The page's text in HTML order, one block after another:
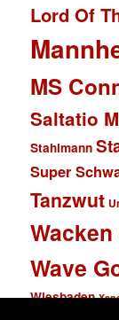
Lord Of
MS
Saltatio
Stahlmann
Super
Tanzwut
Wave
Wiesbaden